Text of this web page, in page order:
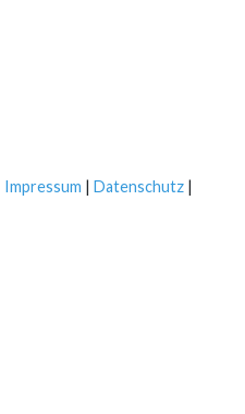
Impressum | Datenschutz |